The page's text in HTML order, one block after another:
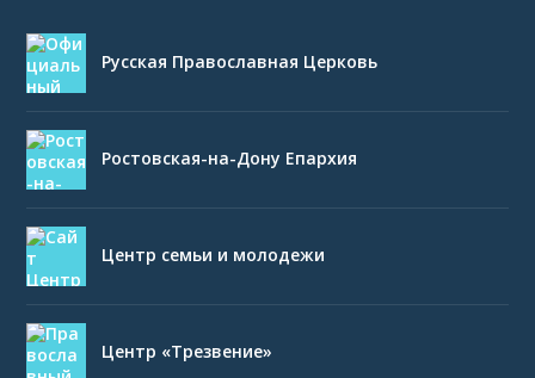
Русская Православная Церковь
Ростовская-на-Дону Епархия
Центр семьи и молодежи
Центр «Трезвение»